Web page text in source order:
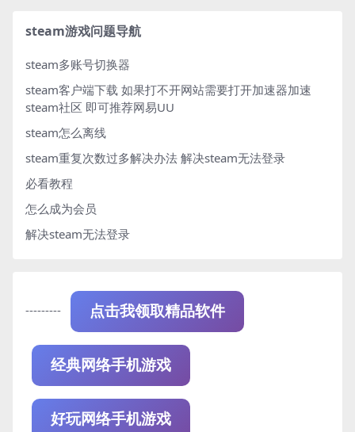
steam游戏问题导航
steam多账号切换器
steam客户端下载 如果打不开网站需要打开加速器加速
steam社区 即可推荐网易UU
steam怎么离线
steam重复次数过多解决办法 解决steam无法登录
必看教程
怎么成为会员
解决steam无法登录
--------- 点击我领取精品软件
经典网络手机游戏
好玩网络手机游戏